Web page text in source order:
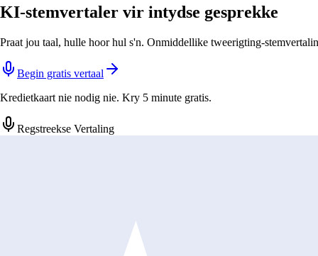
KI-stemvertaler vir intydse gesprekke
Praat jou taal, hulle hoor hul s'n. Onmiddellike tweerigting-
Begin gratis vertaal
Kredietkaart nie nodig nie. Kry 5 minute gratis.
Regstreekse Vertaling